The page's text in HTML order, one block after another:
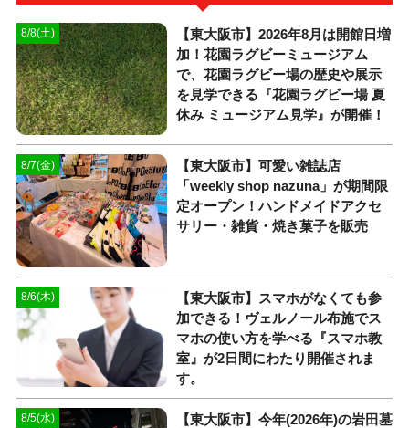
8/8(土)
【東大阪市】2026年8月は開館日増
加！花園ラグビーミュージアム
で、花園ラグビー場の歴史や展示
を見学できる『花園ラグビー場 夏
休み ミュージアム見学』が開催！
8/7(金)
【東大阪市】可愛い雑誌店
「weekly shop nazuna」が期間限
定オープン！ハンドメイドアクセ
サリー・雑貨・焼き菓子を販売
8/6(木)
【東大阪市】スマホがなくても参
加できる！ヴェルノール布施でス
マホの使い方を学べる『スマホ教
室』が2日間にわたり開催されま
す。
8/5(水)
【東大阪市】今年(2026年)の岩田墓